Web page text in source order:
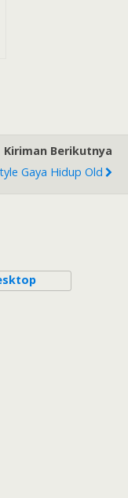
Kiriman Berikutnya
Gaya Hidup Old